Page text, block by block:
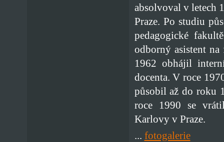
absolvoval v letech
Praze. Po studiu
pedagogické
odborný asistent
1962 obhájil
docenta. V roce
působil až do roku
roce 1990 se
Karlovy v Praze.
... fotogalerie